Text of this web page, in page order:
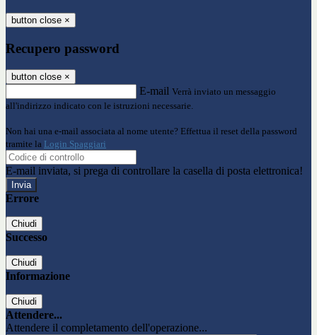
button close ×
Recupero password
button close ×
E-mail Verrà inviato un messaggio
all'indirizzo indicato con le istruzioni necessarie.
Non hai una e-mail associata al nome utente? Effettua il reset della password
tramite la Login Spaggiari
E-mail inviata, si prega di controllare la casella di posta elettronica!
Errore
Chiudi
Successo
Chiudi
Informazione
Chiudi
Attendere...
Attendere il completamento dell'operazione...